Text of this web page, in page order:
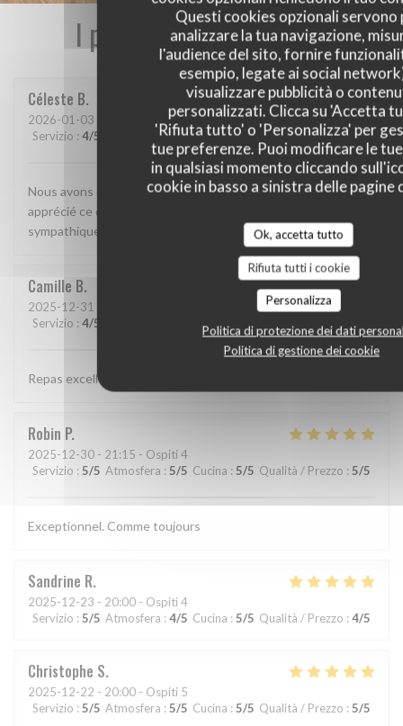
Questi cookies opzionali servono
analizzare la tua navigazione,
l'audience del sito, fornire
esempio, legate ai social
visualizzare pubblicità o
personalizzati. Clicca su 'Accetta
'Rifiuta tutto' o 'Personalizza' per
tue preferenze. Puoi modificare le
in qualsiasi momento cliccando
cookie in basso a sinistra delle pagine
Ok, accetta tutto
Rifiuta tutti i cookie
Personalizza
Politica di protezione dei dati
Politica di gestione dei cookie
I pareri dei nostri clienti
Céleste B
2026-01-03 - 20:00 - Ospiti 2
Servizio : 4/5 Atmosfera:4/5 Cucina: 5 /5 Qualità / Prezzo: 4/5
Nous avons découvert ce restaurant et avons beaucoup
apprécié ce que nous avons mangé. Le personnel était très
sympathique et attentionné. On reviendra
Camille B
2025-12-31
Servizio : 4/5 Cucina : /5 Qualità / Prezzo 4
Repas excellent, de très bonne qualité
Robin P
2025-12-30 - 21:15 - Ospiti 4
Servizio : 5/5 Atmosfera : 5/5 Cucina : 5/5 Qualità / Prezzo : 5/5
Exceptionnel. Comme toujours
Sandrine R
2025-12-23 - 20:00 - Ospiti 4
Servizio : 5/5 Atmosfera : 4/5 Cucina : 5/5 Qualità / Prezzo : 4/5
Christophe S
2025-12-22 - 20:00 - Ospiti 5
Servizio : 5/5 Atmosfera : 5/5 Cucina : 5/5 Qualità / Prezzo : 5/5